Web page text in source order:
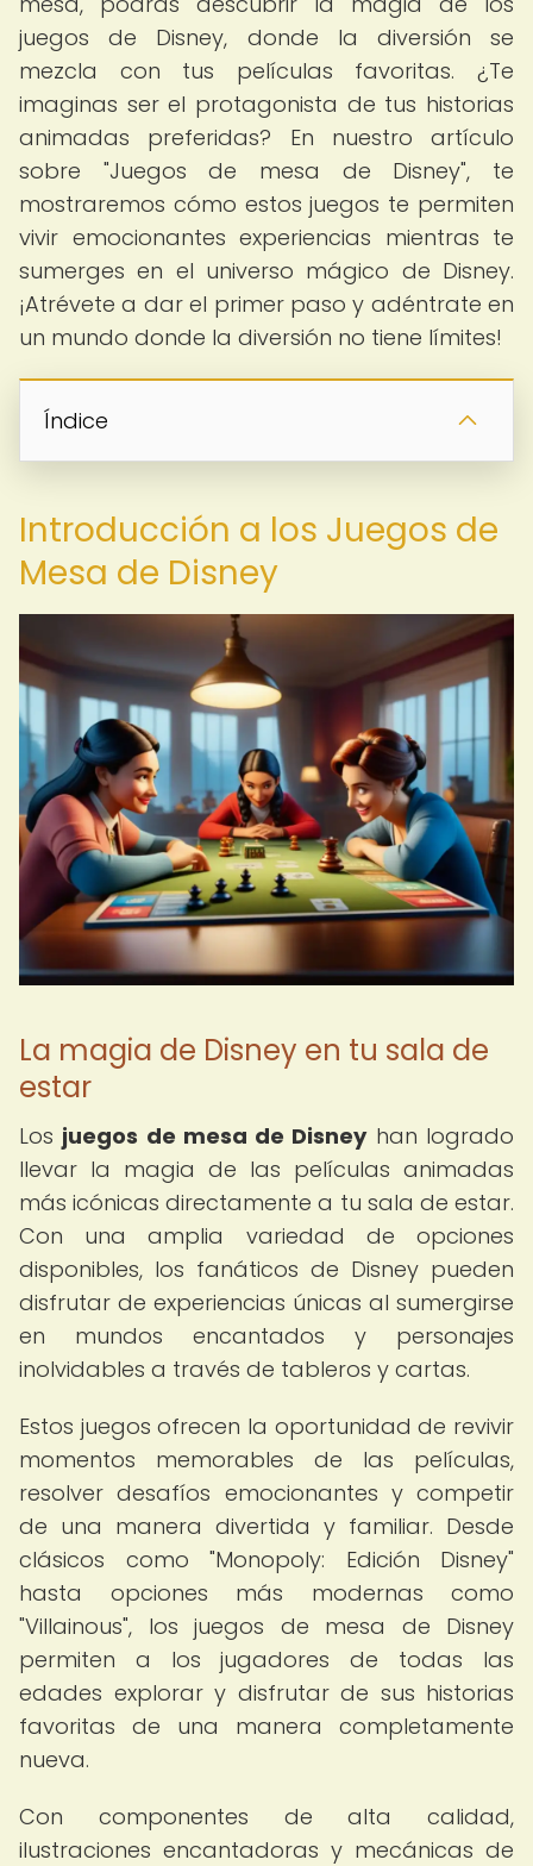
juegos de Disney, donde la diversión se
mezcla con tus películas favoritas. ¿Te
imaginas ser el protagonista de tus historias
animadas preferidas? En nuestro artículo
sobre "Juegos de mesa de Disney", te
mostraremos cómo estos juegos te permiten
vivir emocionantes experiencias mientras te
sumerges en el universo mágico de Disney.
¡Atrévete a dar el primer paso y adéntrate en
un mundo donde la diversión no tiene límites!
Índice
Introducción a los Juegos de
Mesa de Disney
La magia de Disney en tu sala de
estar
Los juegos de mesa de Disneyhan logrado
llevar la magia de las películas animadas
más icónicas directamente a tu sala de estar.
Con una amplia variedad de opciones
disponibles, los fanáticos de Disney pueden
disfrutar de experiencias únicas al sumergirse
en mundos encantados y personajes
inolvidables a través de tableros y cartas.
Estos juegos ofrecen la oportunidad de revivir
momentos memorables de las películas,
resolver desafíos emocionantes y competir
de una manera divertida y familiar. Desde
clásicos como "Monopoly: Edición Disney"
hasta opciones más modernas como
"Villainous", los juegos de mesa de Disney
permiten a los jugadores de todas las
edades explorar y disfrutar de sus historias
favoritas de una manera completamente
nueva.
Con componentes de alta calidad,
ilustraciones encantadoras y mecánicas de